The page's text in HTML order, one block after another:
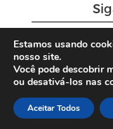
Estamos usando
nosso site.
Você pode descobrir
ou desativá-los nas
Aceitar Todos